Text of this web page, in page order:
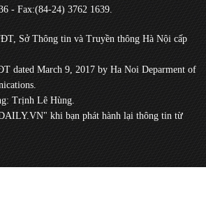
- Fax:(84-24) 3762 1639.
Sở Thông tin và Truyền thông Hà Nội cấp
dated March 9, 2017 by Ha Noi Deparment of
Trịnh Lê Hùng.
khi bạn phát hành lại thông tin từ